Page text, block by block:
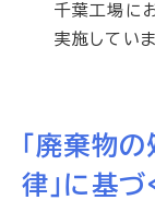
千葉工場に
実施していま
「廃棄物
律」に基